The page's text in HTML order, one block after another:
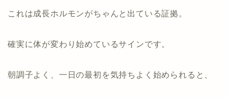
これは成長ホルモンがちゃんと出ている証拠。
確実に体が変わり始めているサインです。
朝調子よく、一日の最初を気持ちよく始められると、